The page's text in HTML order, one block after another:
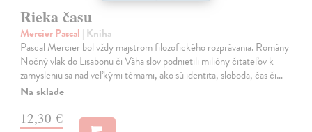
Rieka času
Mercier Pascal | Kniha
Pascal Mercier bol vždy majstrom filozofického rozprávania. Romány
Nočný vlak do Lisabonu či Váha slov podnietili milióny čitateľov k
zamysleniu sa nad veľkými témami, ako sú identita, sloboda, čas či…
Na sklade
12,30 €